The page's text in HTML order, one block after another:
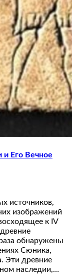
Его Вечное
источников,
изображений
к IV
обнаружены
Сюника,
Эти древние
наследии,…